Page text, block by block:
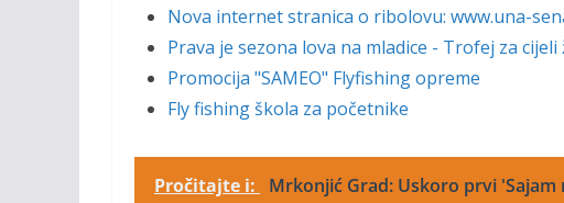
Nova internet stranica o ribolovu: www.una-
Prava je sezona lova na mladice - Trofej za cijeli
Promocija "SAMEO" Flyfishing opreme
Fly fishing škola za početnike
Pročitajte i:
Mrkonjić Grad: Uskoro prvi